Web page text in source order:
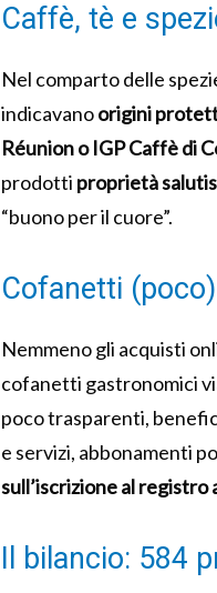
Caffè, tè e
Nel comparto delle
indicavanoorigini
Réunion o IGP Caffè di
prodotti proprietà
“buono per il cuore”.
Cofanetti
Nemmeno gli acquisti
cofanetti gastronomici
poco trasparenti,
e servizi, abbonamenti
sull’iscrizione al
Il bilancio: 584